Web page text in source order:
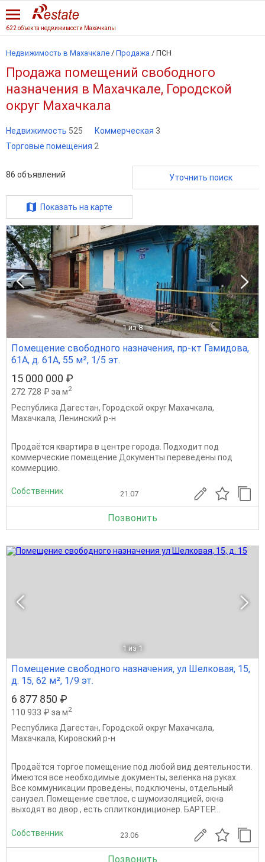
622 объекта недвижимости Махачкалы
Недвижимость в Махачкале / Продажа / ПСН
Продажа помещений свободного
назначения в Махачкале, Городской
округ Махачкала
Недвижимость 525 Коммерческая 3
Торговые помещения 2
86 объявлений Уточнить поиск
Показать на карте
1 из 8
Помещение свободного назначения, пр-кт Гамидова,
61А, д. 61А, 55 м², 1/5 эт.
15 000 000 ₽
272 728 ₽ за м2
Республика Дагестан, Городской округ Махачкала,
Махачкала, Ленинский р-н
Продаётся квартира в центре города. Подходит под
коммерческие помещение Документы переведены под
коммерцию.
Собственник 21.07
Позвонить
1 из 1
Помещение свободного назначения, ул Шелковая, 15,
д. 15, 62 м², 1/9 эт.
6 877 850 ₽
110 933 ₽ за м2
Республика Дагестан, Городской округ Махачкала,
Махачкала, Кировский р-н
Продаётся торгое помещение под любой вид деятельности.
Имеются все необходимые документы, зеленка на руках.
Все коммуникации проведены, подключены, отдельный
санузел. Помещение светлое, с шумоизоляцией, окна
выходят во двор., есть сплиткондиционер. БАРТЕР...
Собственник 23.06
Позвонить